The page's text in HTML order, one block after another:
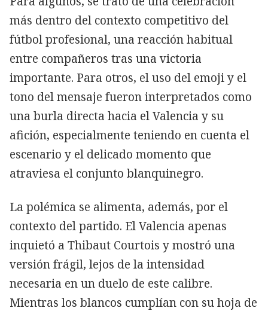
más dentro del contexto competitivo del
fútbol profesional, una reacción habitual
entre compañeros tras una victoria
importante. Para otros, el uso del emoji y el
tono del mensaje fueron interpretados como
una burla directa hacia el Valencia y su
afición, especialmente teniendo en cuenta el
escenario y el delicado momento que
atraviesa el conjunto blanquinegro.
La polémica se alimenta, además, por el
contexto del partido. El Valencia apenas
inquietó a Thibaut Courtois y mostró una
versión frágil, lejos de la intensidad
necesaria en un duelo de este calibre.
Mientras los blancos cumplían con su hoja de